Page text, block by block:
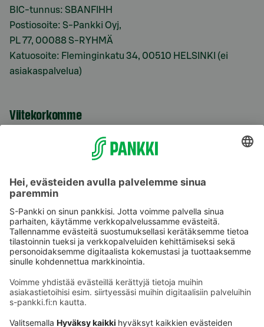
BIC-tunnus: SBANFIHH
Postiosoite: S-Pankki Oyj,
PL 77, 00088 S-RYHMÄ
Katuosoite: Fleminginkatu 34, 00510 HELSINKI (ei
asiakaspalvelua)
Viitekorkomme
Käyttöehdot
Tietosuoja